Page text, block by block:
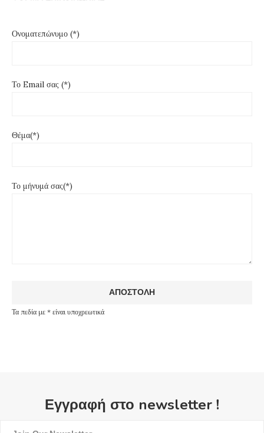
Ονοματεπώνυμο (*)
Το Email σας (*)
Θέμα(*)
Το μήνυμά σας(*)
Τα πεδία με * είναι υποχρεωτικά
Εγγραφή στο newsletter !